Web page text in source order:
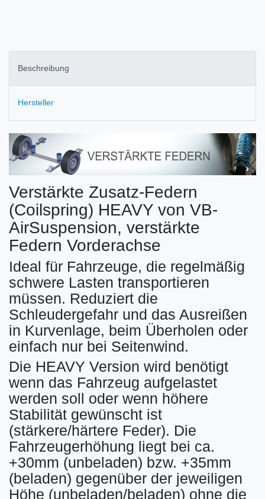
Beschreibung
Hersteller
Verstärkte Zusatz-Federn
(Coilspring) HEAVY von VB-
AirSuspension, verstärkte
Federn Vorderachse
Ideal für Fahrzeuge, die regelmäßig
schwere Lasten transportieren
müssen. Reduziert die
Schleudergefahr und das Ausreißen
in Kurvenlage, beim Überholen oder
einfach nur bei Seitenwind.
Die HEAVY Version wird benötigt
wenn das Fahrzeug aufgelastet
werden soll oder wenn höhere
Stabilität gewünscht ist
(stärkere/härtere Feder). Die
Fahrzeugerhöhung liegt bei ca.
+30mm (unbeladen) bzw. +35mm
(beladen) gegenüber der jeweiligen
Höhe (unbeladen/beladen) ohne die